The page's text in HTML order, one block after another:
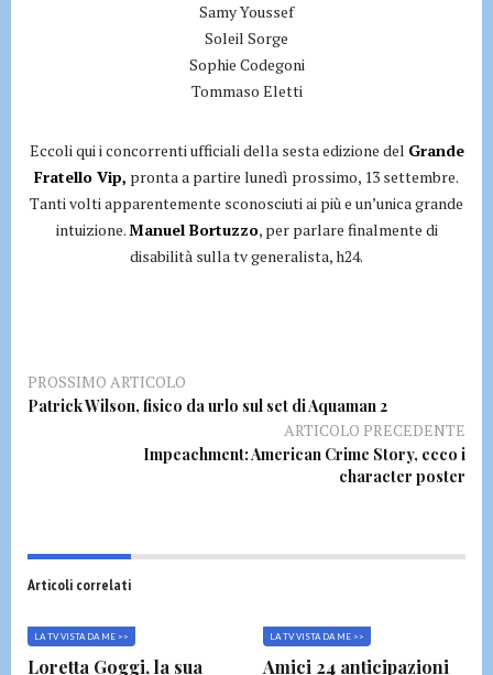
Samy Youssef
Soleil Sorge
Sophie Codegoni
Tommaso Eletti
Eccoli qui i concorrenti ufficiali della sesta edizione del Grande
Fratello Vip, pronta a partire lunedì prossimo, 13 settembre.
Tanti volti apparentemente sconosciuti ai più e un’unica grande
intuizione.Manuel Bortuzzo, per parlare finalmente di
disabilità sulla tv generalista, h24.
PROSSIMO ARTICOLO
Patrick Wilson, fisico da urlo sul set di Aquaman 2
ARTICOLO PRECEDENTE
Impeachment: American Crime Story, ecco i
character poster
Articoli correlati
LA TV VISTA DA ME >>
Loretta Goggi, la sua
LA TV VISTA DA ME >>
Amici 24 anticipazioni